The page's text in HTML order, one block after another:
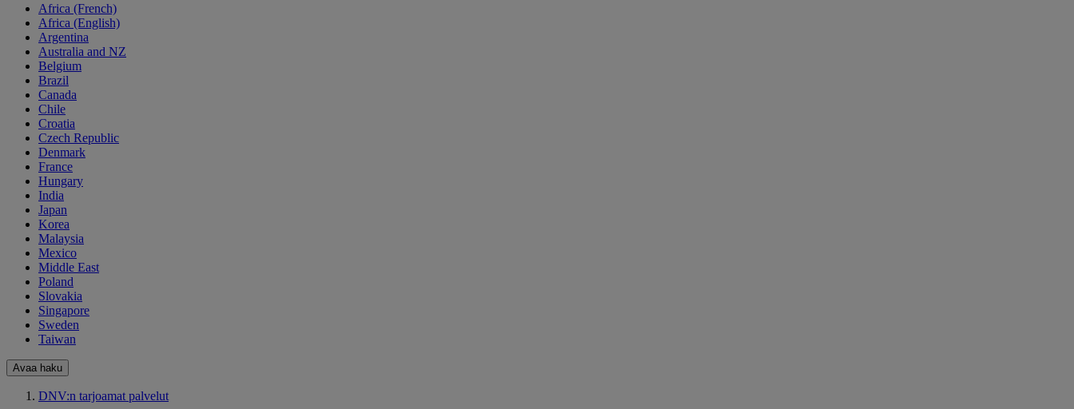
Africa (French)
Africa (English)
Argentina
Australia and NZ
Belgium
Brazil
Canada
Chile
Croatia
Czech Republic
Denmark
France
Hungary
India
Japan
Korea
Malaysia
Mexico
Middle East
Poland
Slovakia
Singapore
Sweden
Taiwan
Avaa haku
DNV:n tarjoamat palvelut